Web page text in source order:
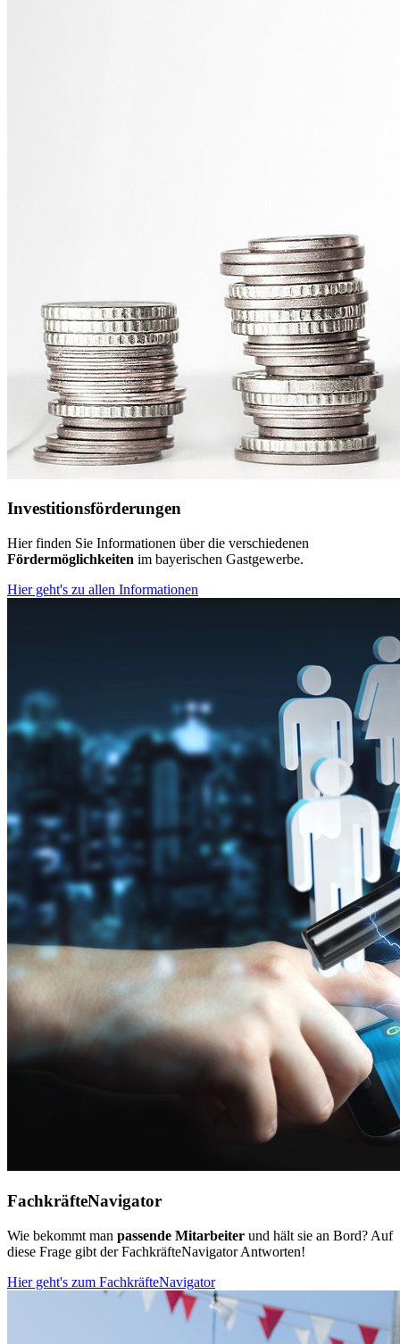
Investitionsförderungen
Hier finden Sie Informationen über die verschiedenen
Fördermöglichkeiten im bayerischen Gastgewerbe.
Hier geht's zu allen Informationen
FachkräfteNavigator
Wie bekommt man passende Mitarbeiter und hält sie an Bord? Auf
diese Frage gibt der FachkräfteNavigator Antworten!
Hier geht's zum FachkräfteNavigator